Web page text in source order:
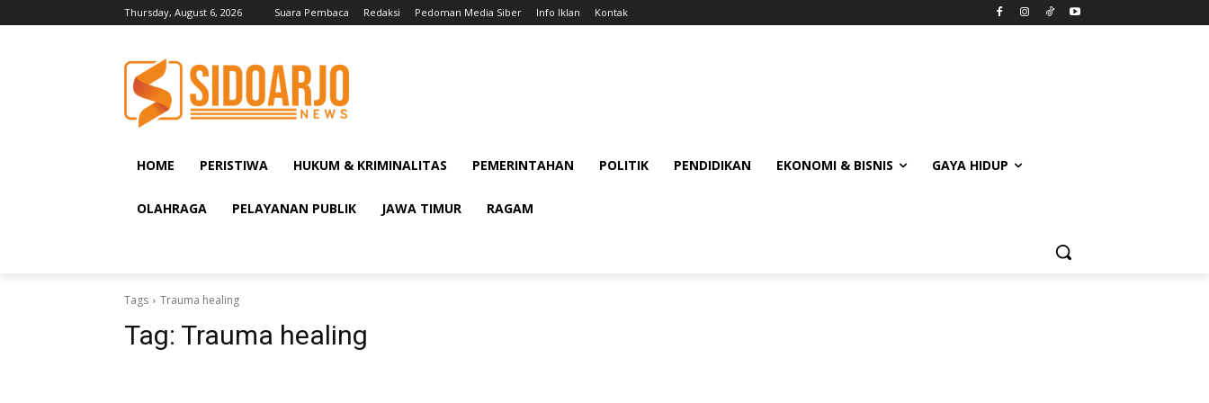
Thursday, August 6, 2026 Suara Pembaca Redaksi Pedoman Media Siber Info Iklan Kontak
HOME PERISTIWA HUKUM & KRIMINALITAS PEMERINTAHAN POLITIK PENDIDIKAN EKONOMI & BISNIS GAYA HIDUP
OLAHRAGA PELAYANAN PUBLIK JAWA TIMUR RAGAM
Tags Trauma healing
Tag: Trauma healing